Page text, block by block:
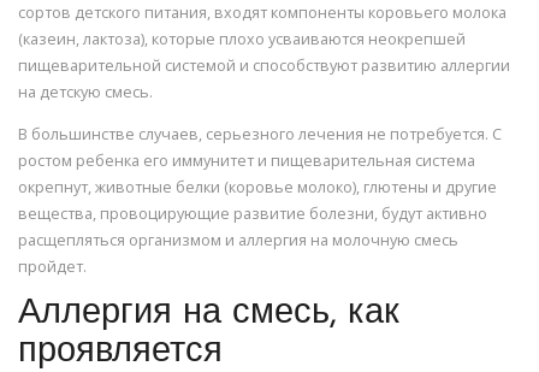
сортов детского питания, входят компоненты коровьего молока
(казеин, лактоза), которые плохо усваиваются неокрепшей
пищеварительной системой и способствуют развитию аллергии
на детскую смесь.
В большинстве случаев, серьезного лечения не потребуется. С
ростом ребенка его иммунитет и пищеварительная система
окрепнут, животные белки (коровье молоко), глютены и другие
вещества, провоцирующие развитие болезни, будут активно
расщепляться организмом и аллергия на молочную смесь
пройдет.
Аллергия на смесь, как
проявляется